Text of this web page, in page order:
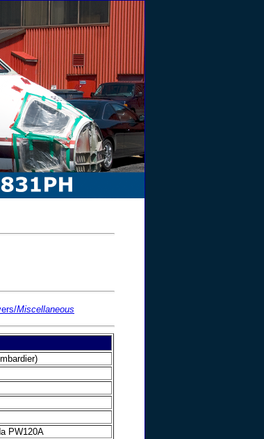
Miscellaneous
PW120A